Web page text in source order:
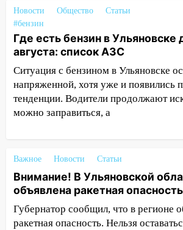
оставил в силе приговор
«УльяновскФармации» за
3,2 млн рублей
16:09 Ветераны легкой
Ульяновска успешно
Чемпионате России
16:02 В Ульяновской
более 28% площадей
15:51
Бросила кирпич в
Ульяновской области завели
агрессивную женщину
15:47 На улице Радищева
курьера: крупная авария в
Новости Общество
Статьи
#бензин
Где есть бензин в Ульяновске
августа: список АЗС
Ситуация с бензином в Ульяновске
напряженной, хотя уже и появились
тенденции. Водители продолжают
можно заправиться, а
Важное Новости Статьи
Внимание! В Ульяновской
объявлена ракетная опасность
Губернатор сообщил, что в регионе
ракетная опасность. Нельзя